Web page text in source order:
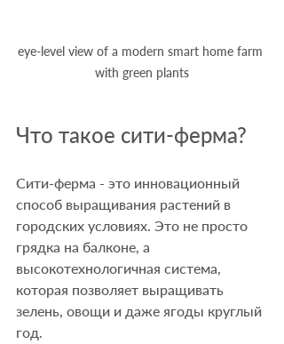
eye-level view of a modern smart home farm
with green plants
Что такое сити-ферма?
Сити-ферма - это инновационный
способ выращивания растений в
городских условиях. Это не просто
грядка на балконе, а
высокотехнологичная система,
которая позволяет выращивать
зелень, овощи и даже ягоды круглый
год.